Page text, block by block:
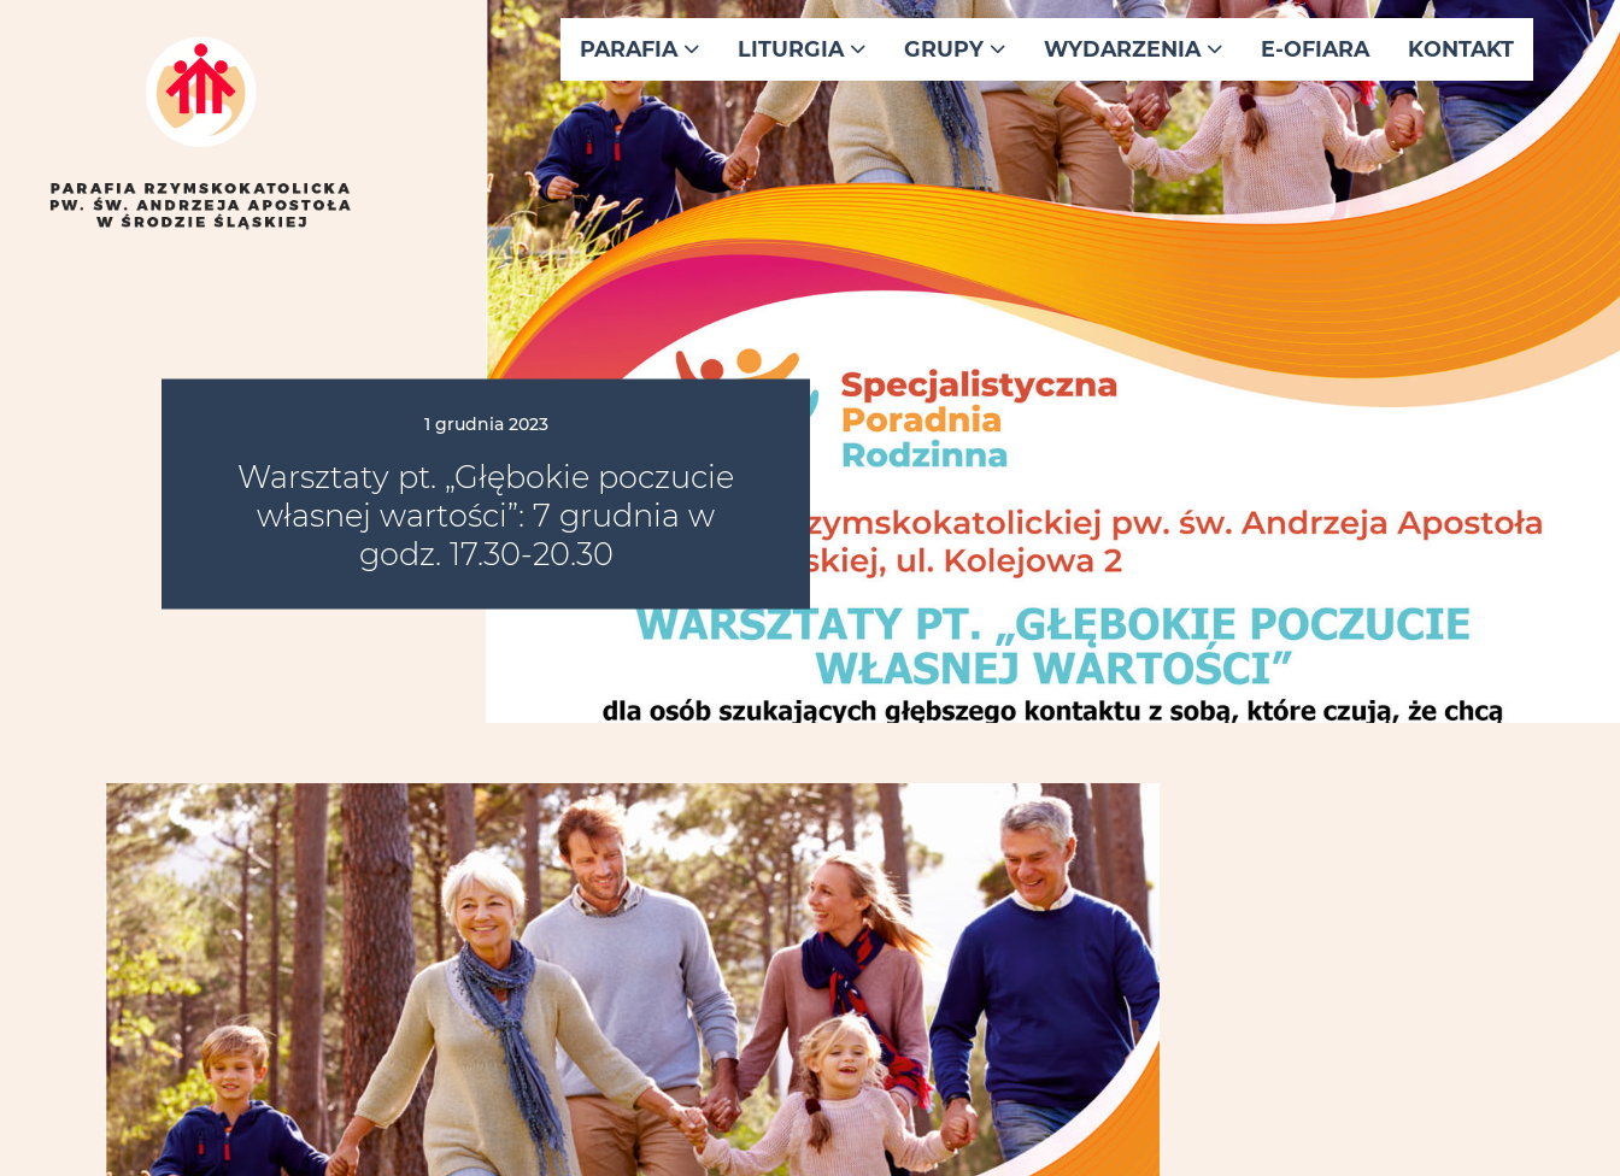
PARAFIA LITURGIA GRUPY WYDARZENIA E-OFIARA KONTAKT
1 grudnia 2023
Warsztaty pt. „Głębokie poczucie
własnej wartości”: 7 grudnia w
godz. 17.30-20.30